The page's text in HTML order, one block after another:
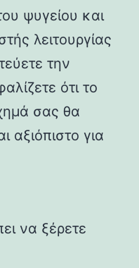
ψυγείου και
λειτουργίας
την
ότι το
σας θα
αξιόπιστο για
να ξέρετε